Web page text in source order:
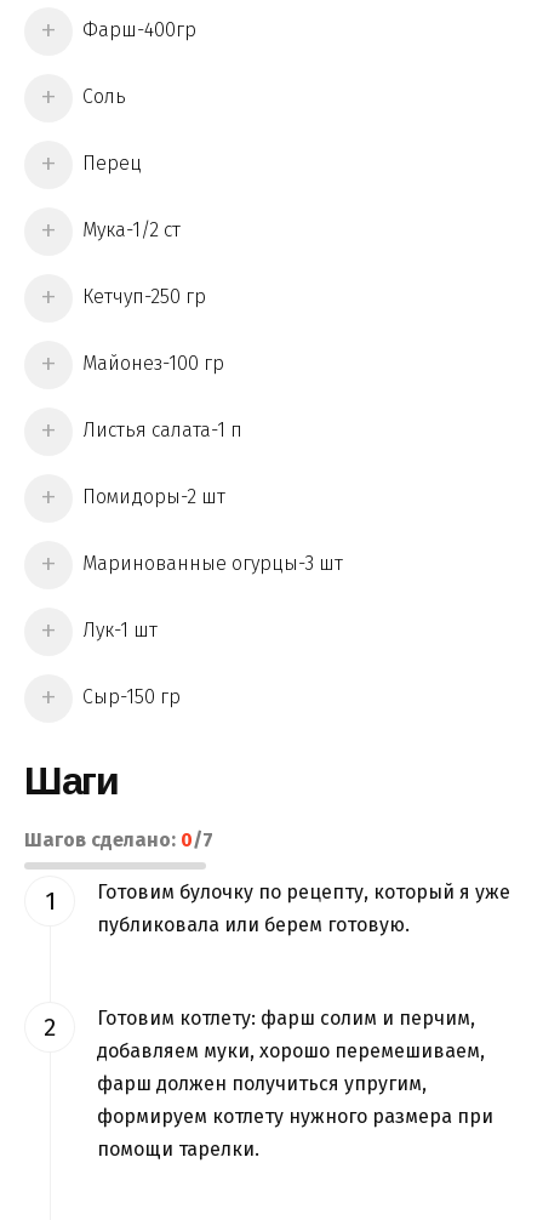
Фарш-400гр
Соль
Перец
Мука-1/2 ст
Кетчуп-250 гр
Майонез-100 гр
Листья салата-1 п
Помидоры-2 шт
Маринованные огурцы-3 шт
Лук-1 шт
Сыр-150 гр
Шаги
Шагов сделано: 0/7
Готовим булочку по рецепту, который я уже
публиковала или берем готовую.
Готовим котлету: фарш солим и перчим,
добавляем муки, хорошо перемешиваем,
фарш должен получиться упругим,
формируем котлету нужного размера при
помощи тарелки.